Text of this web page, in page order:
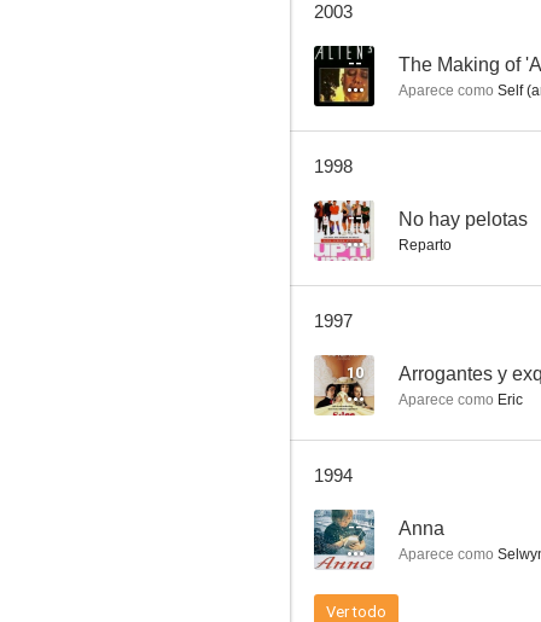
Kafka, la verdad oculta
7.0
2003
-- The Making of
Aparece como Self
1998
-- No hay pelotas
Reparto
1997
10
Aparece como Eric
1994
-- Anna
Aparece como
Ver todo